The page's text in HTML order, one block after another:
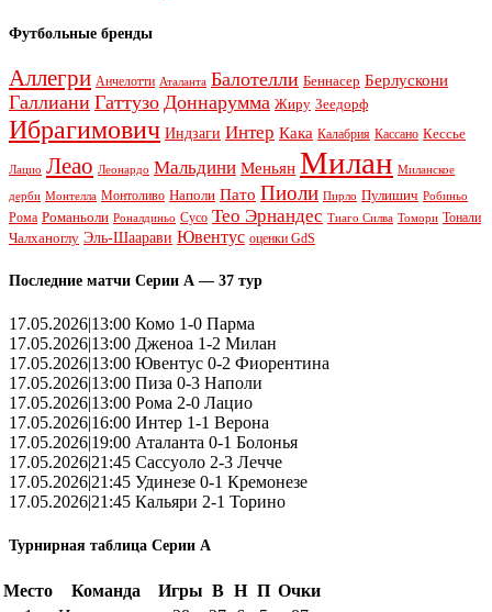
Футбольные бренды
Аллегри Анчелотти Аталанта Балотелли Беннасер Берлускони
Галлиани Гаттузо Доннарумма Жиру Зеедорф
Ибрагимович Индзаги Интер Кака Калабрия Кассано Кессье
Лацио Леао Леонардо Мальдини Меньян Милан Миланское
дерби Монтелла Монтоливо Наполи Пато Пиоли Пирло Пулишич Робиньо
Рома Романьоли Роналдиньо Сусо Тео Эрнандес Тиаго Силва Томори Тонали
Чалханоглу Эль-Шаарави Ювентус оценки GdS
Последние матчи Серии А — 37 тур
17.05.2026|13:00 Комо 1-0 Парма
17.05.2026|13:00 Дженоа 1-2 Милан
17.05.2026|13:00 Ювентус 0-2 Фиорентина
17.05.2026|13:00 Пиза 0-3 Наполи
17.05.2026|13:00 Рома 2-0 Лацио
17.05.2026|16:00 Интер 1-1 Верона
17.05.2026|19:00 Аталанта 0-1 Болонья
17.05.2026|21:45 Сассуоло 2-3 Лечче
17.05.2026|21:45 Удинезе 0-1 Кремонезе
17.05.2026|21:45 Кальяри 2-1 Торино
Турнирная таблица Серии А
Место Команда Игры В Н П Очки